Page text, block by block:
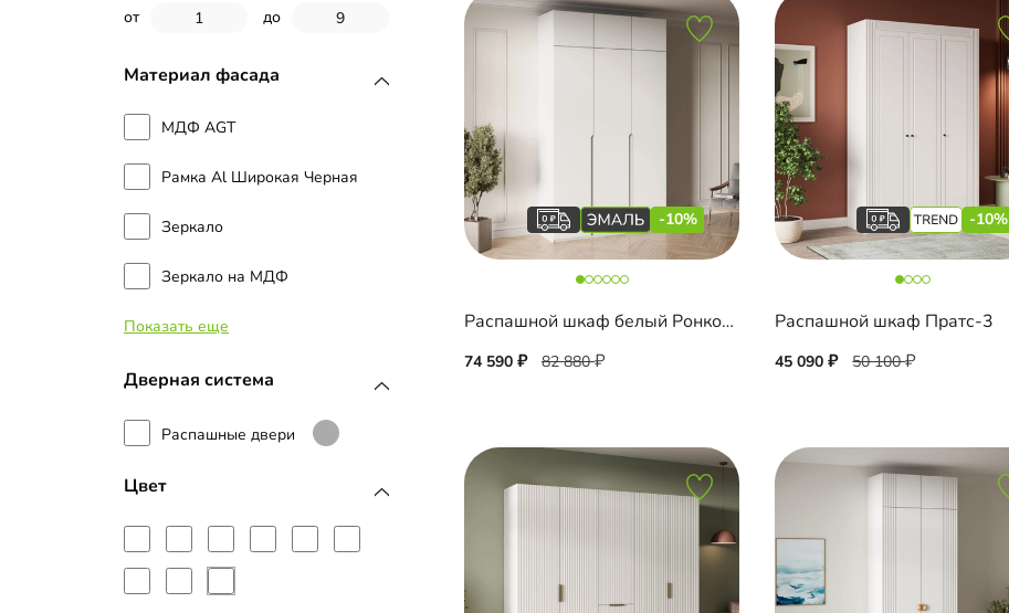
от до
Материал фасада
МДФ AGT
Рамка Al Широкая Черная
Зеркало
Зеркало на МДФ
ЛДСП
Наборные планки МДФ
Стекло
МДФ с эмалью
Рамка МДФ
Показать еще
Дверная система
Распашные двери
Цвет
-10%
Распашной шкаф белый Ронкола-3 Эмаль с антресолью
74 590 82 880
-10%
Распашной шкаф Пратс-3
45 090 50 100